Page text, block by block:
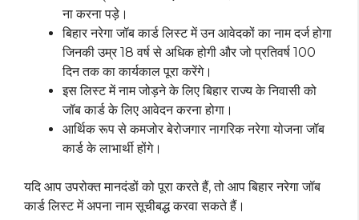
ना करना पड़े।
बिहार नरेगा जॉब कार्ड लिस्ट में उन आवेदकों का नाम दर्ज होगा
जिनकी उम्र 18 वर्ष से अधिक होगी और जो प्रतिवर्ष 100
दिन तक का कार्यकाल पूरा करेंगे।
इस लिस्ट में नाम जोड़ने के लिए बिहार राज्य के निवासी को
जॉब कार्ड के लिए आवेदन करना होगा।
आर्थिक रूप से कमजोर बेरोजगार नागरिक नरेगा योजना जॉब
कार्ड के लाभार्थी होंगे।
यदि आप उपरोक्त मानदंडों को पूरा करते हैं, तो आप बिहार नरेगा जॉब
कार्ड लिस्ट में अपना नाम सूचीबद्ध करवा सकते हैं।